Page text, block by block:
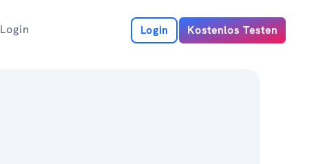
Login Login Kostenlos Testen